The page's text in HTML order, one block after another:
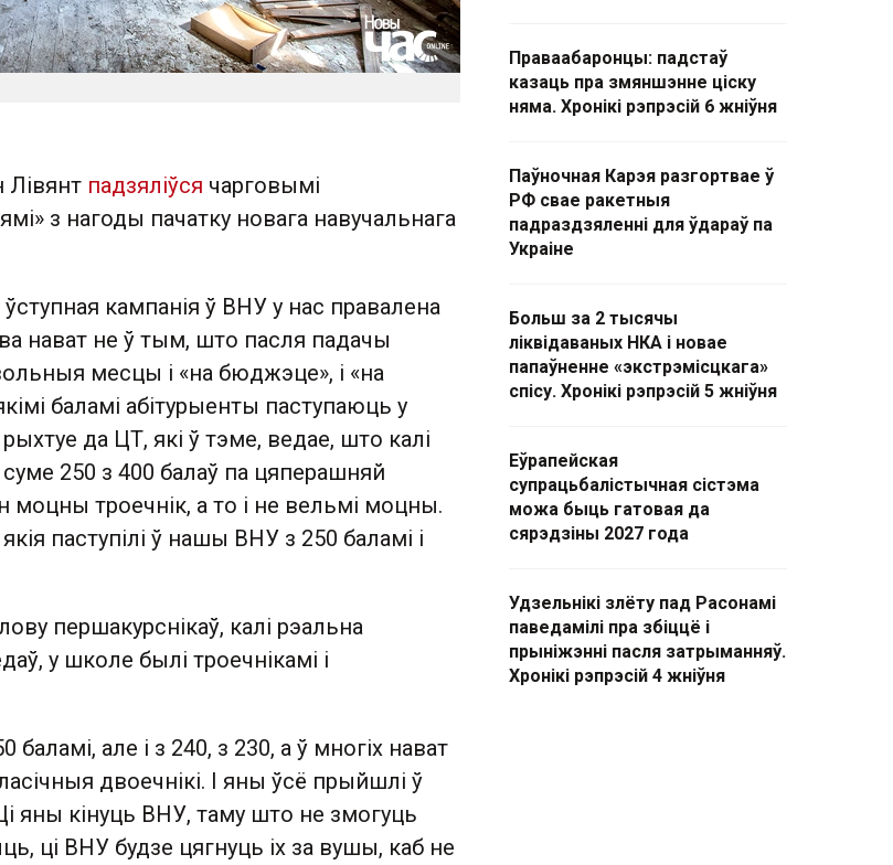
падзяліўся чарговымі
з нагоды пачатку новага навучальнага
кампанія ў ВНУ у нас правалена
нават не ў тым, што пасля падачы
месцы і «на бюджэце», і «на
баламі абітурыенты паступаюць у
да ЦТ, які ў тэме, ведае, што калі
250 з 400 балаў па цяперашняй
моцны троечнік, а то і не вельмі моцны.
паступілі ў нашы ВНУ з 250 баламі і
першакурснікаў, калі рэальна
у школе былі троечнікамі і
баламі, але і з 240, з 230, а ў многіх нават
двоечнікі. І яны ўсё прыйшлі ў
яны кінуць ВНУ, таму што не змогуць
ці ВНУ будзе цягнуць іх за вушы, каб не
Праваабаронцы: падстаў
казаць пра змяншэнне ціску
няма. Хронікі рэпрэсій 6 жніўня
Паўночная Карэя разгортвае ў
РФ свае ракетныя
падраздзяленні для ўдараў па
Украіне
Больш за 2 тысячы
ліквідаваных НКА і новае
папаўненне «экстрэмісцкага»
спісу. Хронікі рэпрэсій 5 жніўня
Еўрапейская
супрацьбалістычная сістэма
можа быць гатовая да
сярэдзіны 2027 года
Удзельнікі злёту пад Расонамі
паведамілі пра збіццё і
прыніжэнні пасля затрыманняў.
Хронікі рэпрэсій 4 жніўня